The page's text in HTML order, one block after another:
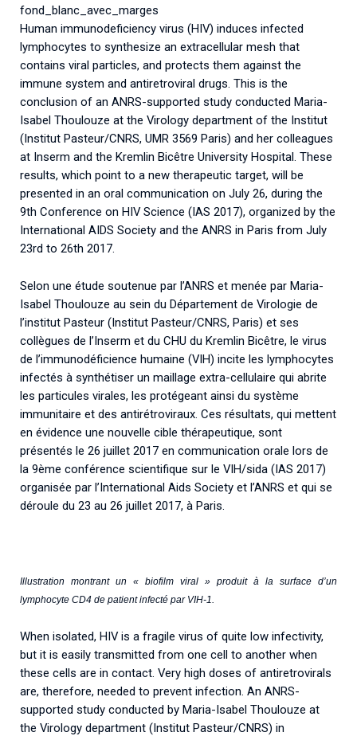
Associations de patient.e.s
Collaboration avec les acteurs communautaires
Cellules Émergence
Retrouvez toutes les cellules Émergence, actives ou
fond_blanc_avec_marges
Human immunodeficiency virus (HIV) induces infected
lymphocytes to synthesize an extracellular mesh that
contains viral particles, and protects them against the
immune system and antiretroviral drugs. This is the
conclusion of an ANRS-supported study conducted Maria-
Isabel Thoulouze at the Virology department of the Institut
(Institut Pasteur/CNRS, UMR 3569 Paris) and her colleagues
at Inserm and the Kremlin Bicêtre University Hospital. These
results, which point to a new therapeutic target, will be
presented in an oral communication on July 26, during the
9th Conference on HIV Science (IAS 2017), organized by the
International AIDS Society and the ANRS in Paris from July
23rd to 26th 2017.
Selon une étude soutenue par l’ANRS et menée par Maria-
Isabel Thoulouze au sein du Département de Virologie de
l’institut Pasteur (Institut Pasteur/CNRS, Paris) et ses
collègues de l’Inserm et du CHU du Kremlin Bicêtre, le virus
de l’immunodéficience humaine (VIH) incite les lymphocytes
infectés à synthétiser un maillage extra-cellulaire qui abrite
les particules virales, les protégeant ainsi du système
immunitaire et des antirétroviraux. Ces résultats, qui mettent
en évidence une nouvelle cible thérapeutique, sont
présentés le 26 juillet 2017 en communication orale lors de
la 9ème conférence scientifique sur le VIH/sida (IAS 2017)
organisée par l’International Aids Society et l’ANRS et qui se
déroule du 23 au 26 juillet 2017, à Paris.
Illustration montrant un « biofilm viral » produit à la surface d’un
lymphocyte CD4 de patient infecté par VIH-1.
When isolated, HIV is a fragile virus of quite low infectivity,
but it is easily transmitted from one cell to another when
these cells are in contact. Very high doses of antiretrovirals
are, therefore, needed to prevent infection. An ANRS-
supported study conducted by Maria-Isabel Thoulouze at
the Virology department (Institut Pasteur/CNRS) in